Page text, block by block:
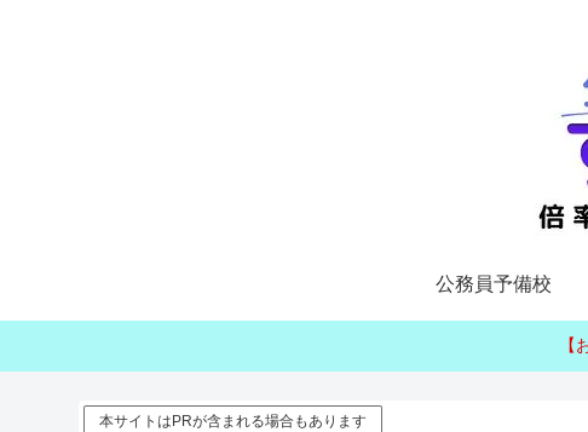
公務員予備校
本サイトはPRが含まれる場合もあります